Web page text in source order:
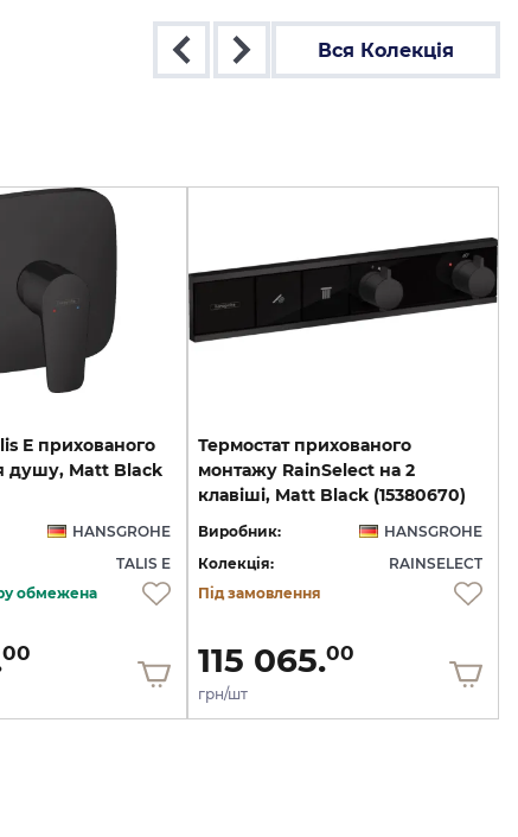
Вся Колекція
E прихованого
душу, Matt Black
HANSGROHE
TALIS E
обмежена
00
Термостат прихованого
монтажу RainSelect на 2
клавіші, Matt Black (15380670)
Виробник:
HANSGROHE
Колекція:
RAINSELECT
Під замовлення
115 065.00
грн/шт